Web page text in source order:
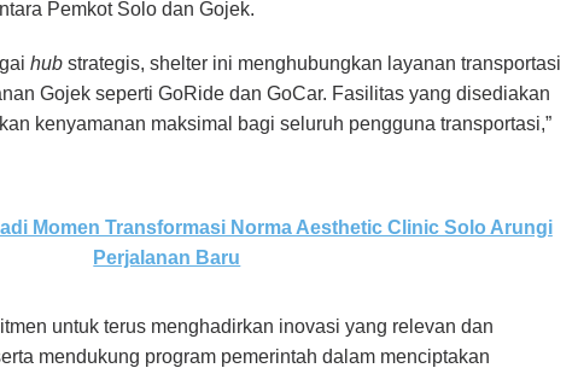
Pemkot Solo dan Gojek.
hub strategis, shelter ini menghubungkan layanan transportasi
Gojek seperti GoRide dan GoCar. Fasilitas yang disediakan
kenyamanan maksimal bagi seluruh pengguna transportasi,”
Momen Transformasi Norma Aesthetic Clinic Solo Arungi
Perjalanan Baru
untuk terus menghadirkan inovasi yang relevan dan
mendukung program pemerintah dalam menciptakan